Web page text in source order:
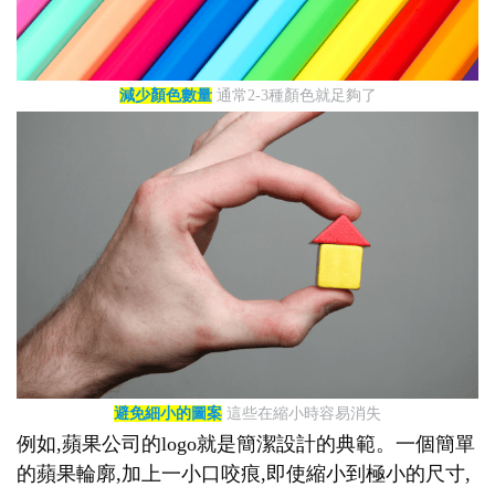
減少顏色數量通常2-3種顏色就足夠了
避免細小的圖案 這些在縮小時容易消失
例如,蘋果公司的logo就是簡潔設計的典範。一個簡單
的蘋果輪廓,加上一小口咬痕,即使縮小到極小的尺寸,